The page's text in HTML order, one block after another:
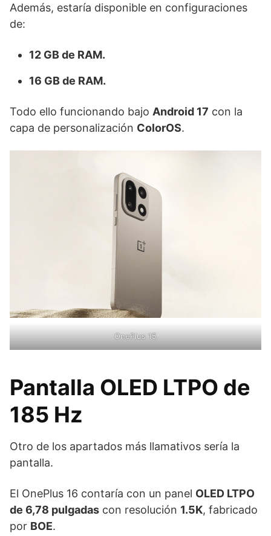
Además, estaría disponible en configuraciones
de:
12 GB de RAM.
16 GB de RAM.
Todo ello funcionando bajo Android 17 con la
capa de personalización ColorOS.
OnePlus 15
Pantalla OLED LTPO de
185 Hz
Otro de los apartados más llamativos sería la
pantalla.
El OnePlus 16 contaría con un panel OLED LTPO
de 6,78 pulgadas con resolución 1.5K, fabricado
por BOE.